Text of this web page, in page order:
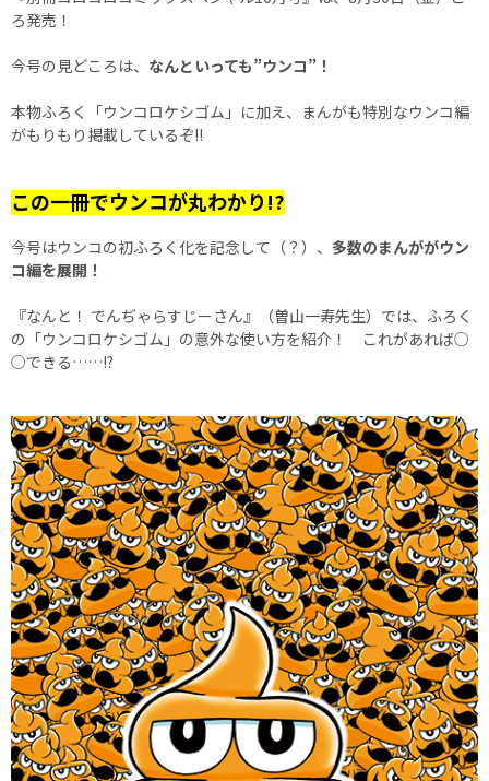
ろ発売！
今号の見どころは、 なんといっても”ウンコ”！
本物ふろく「ウンコロケシゴム」に加え、まんがも特別なウンコ編
がもりもり掲載しているぞ!!
この一冊でウンコが丸わかり!?
今号はウンコの初ふろく化を記念して（？）、 多数のまんががウン
コ編を展開！
『なんと！ でんぢゃらすじーさん』（曽山一寿先生）では、ふろく
の「ウンコロケシゴム」の意外な使い方を紹介！ これがあれば○
○できる……!?